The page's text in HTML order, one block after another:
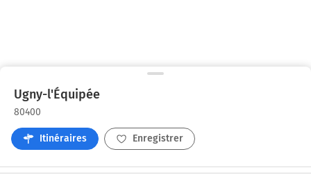
Ugny-l'Équipée
80400
Itinéraires Enregistrer